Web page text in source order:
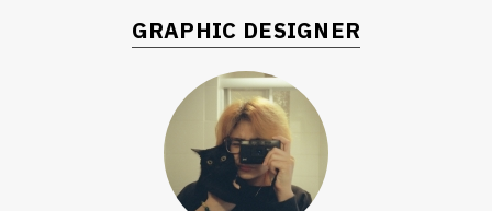
GRAPHIC DESIGNER